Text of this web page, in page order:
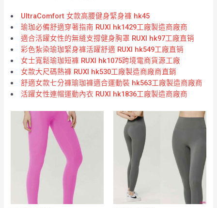
UltraComfort 女款高腰健身緊身褲 hk45
瑜珈必備舒適穿著指南 RUXI hk1429工廠製造商廠商
適合活躍女性的無縫支撐健身胸罩 RUXI hk97工廠直销
彩色紮染瑜珈緊身褲活躍舒適 RUXI hk549工廠直销
女士寬鬆瑜珈短褲 RUXI hk1075跨境電商貨源工廠
女款大尺碼熱褲 RUXI hk530工廠製造商廠商直銷
舒適女款七分褲瑜珈褲適合運動裝 hk563工廠製造商廠商
活躍女性連帽運動內衣 RUXI hk1836工廠製造商廠商